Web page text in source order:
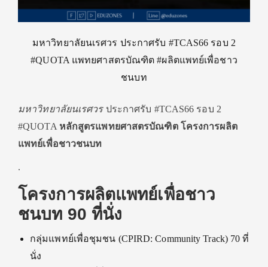
มหาวิทยาลัยนเรศวร ประกาศรับ #TCAS66 รอบ 2
#QUOTA แพทยศาสตรบัณฑิต #ผลิตแพทย์เพื่อชาว
ชนบท
มหาวิทยาลัยนเรศวร ประกาศรับ #TCAS66 รอบ 2
#QUOTA หลักสูตรแพทยศาสตรบัณฑิต โครงการผลิต
แพทย์เพื่อชาวชนบท
.
โครงการผลิตแพทย์เพื่อชาว
ชนบท 90 ที่นั่ง
กลุ่มแพทย์เพื่อชุมชน (CPIRD: Community Track) 70 ที่
นั่ง